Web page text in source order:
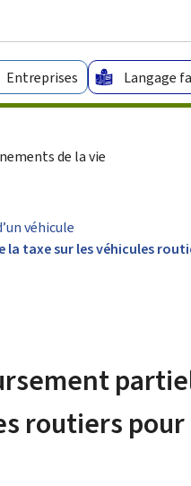
Entreprises Langage
de la vie
véhicule
taxe sur les véhicules
routiers